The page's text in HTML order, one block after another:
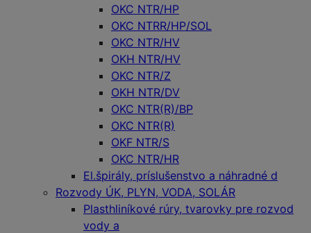
OKC NTR/HP
OKC NTRR/HP/SOL
OKC NTR/HV
OKH NTR/HV
OKC NTR/Z
OKH NTR/DV
OKC NTR(R)/BP
OKC NTR(R)
OKF NTR/S
OKC NTR/HR
El.špirály, príslušenstvo a náhradné d
Rozvody ÚK, PLYN, VODA, SOLÁR
Plasthliníkové rúry, tvarovky pre rozvod
vody a